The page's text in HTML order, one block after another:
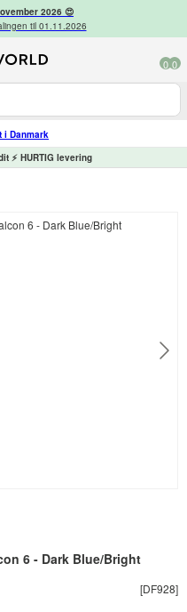
2026 😍
til 01.11.2026
0 0
i Danmark
⚡ HURTIG levering
6 - Dark Blue/Bright
[DF928]